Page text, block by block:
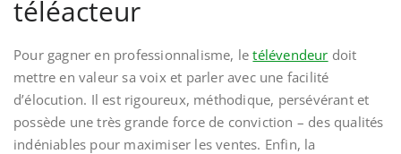
téléacteur
Pour gagner en professionnalisme, letélévendeur doit
mettre en valeur sa voix et parler avec une facilité
d’élocution. Il est rigoureux, méthodique, persévérant et
possède une très grande force de conviction – des qualités
indéniables pour maximiser les ventes. Enfin, la